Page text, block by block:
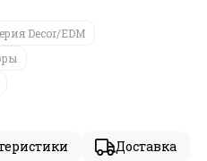
Decor/EDM
Доставка